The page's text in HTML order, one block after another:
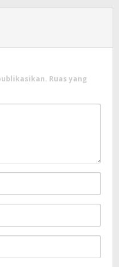
Ruas yang